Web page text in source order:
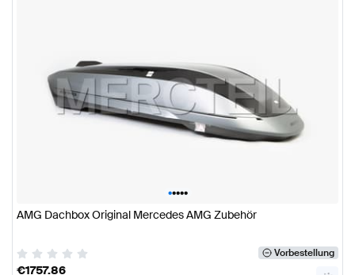
•••••
AMG Dachbox Original Mercedes AMG Zubehör
Vorbestellung
€1757.86